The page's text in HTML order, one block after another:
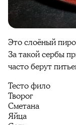
Это слоёный
За такой сербы
часто берут
Тесто фило
Творог
Сметана
Яйца